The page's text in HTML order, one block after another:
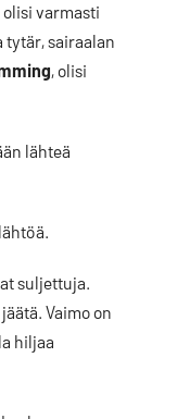
varmasti
tytär, sairaalan
, olisi
lähteä
suljettuja.
Vaimo on
hiljaa